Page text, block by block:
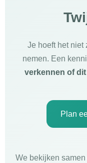
Je hoeft het niet
nemen. Een
verkennen of
Plan
We bekijken